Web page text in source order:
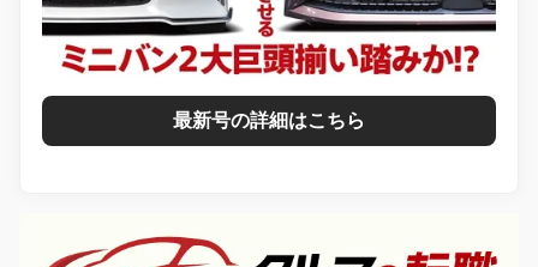
最新号の詳細はこちら